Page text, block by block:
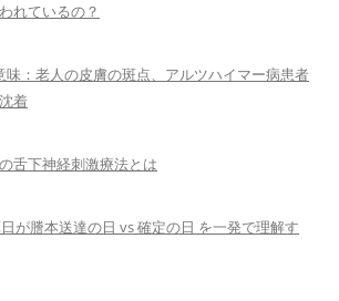
れているの？
味：老人の皮膚の斑点、アルツハイマー病患者
着
舌下神経刺激療法とは
が謄本送達の日 vs 確定の日 を一発で理解す